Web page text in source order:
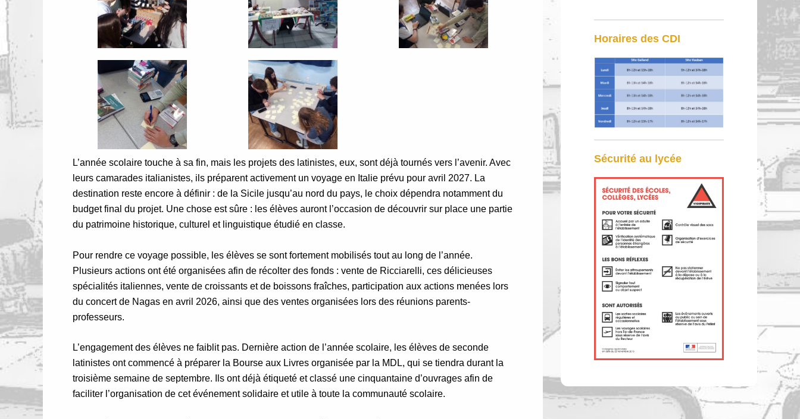
L’année scolaire touche à sa fin, mais les projets des latinistes, eux, sont déjà tournés vers l’avenir. Avec
leurs camarades italianistes, ils préparent activement un voyage en Italie prévu pour avril 2027. La
destination reste encore à définir : de la Sicile jusqu’au nord du pays, le choix dépendra notamment du
budget final du projet. Une chose est sûre : les élèves auront l’occasion de découvrir sur place une partie
du patrimoine historique, culturel et linguistique étudié en classe.
Pour rendre ce voyage possible, les élèves se sont fortement mobilisés tout au long de l’année.
Plusieurs actions ont été organisées afin de récolter des fonds : vente de Ricciarelli, ces délicieuses
spécialités italiennes, vente de croissants et de boissons fraîches, participation aux actions menées lors
du concert de Nagas en avril 2026, ainsi que des ventes organisées lors des réunions parents-
professeurs.
L’engagement des élèves ne faiblit pas. Dernière action de l’année scolaire, les élèves de seconde
latinistes ont commencé à préparer la Bourse aux Livres organisée par la MDL, qui se tiendra durant la
troisième semaine de septembre. Ils ont déjà étiqueté et classé une cinquantaine d’ouvrages afin de
faciliter l’organisation de cet événement solidaire et utile à toute la communauté scolaire.
Horaires des CDI
Sécurité au lycée